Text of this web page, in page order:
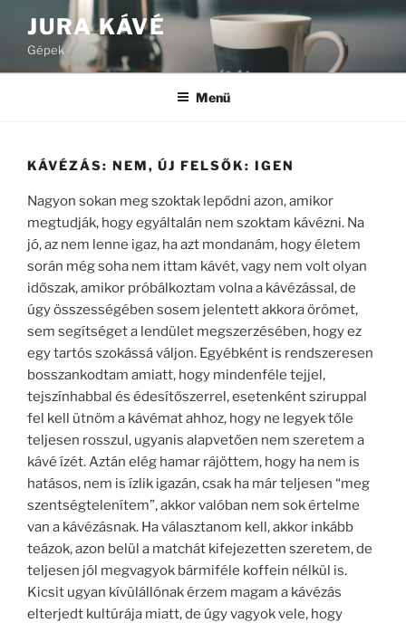
Tartalomhoz
JURA KÁVÉ
Gépek
Menü
KÁVÉZÁS: NEM, ÚJ FELSŐK: IGEN
Nagyon sokan meg szoktak lepődni azon, amikor
megtudják, hogy egyáltalán nem szoktam kávézni. Na
jó, az nem lenne igaz, ha azt mondanám, hogy életem
során még soha nem ittam kávét, vagy nem volt olyan
időszak, amikor próbálkoztam volna a kávézással, de
úgy összességében sosem jelentett akkora örömet,
sem segítséget a lendület megszerzésében, hogy ez
egy tartós szokássá váljon. Egyébként is rendszeresen
bosszankodtam amiatt, hogy mindenféle tejjel,
tejszínhabbal és édesítőszerrel, esetenként sziruppal
fel kell ütnöm a kávémat ahhoz, hogy ne legyek tőle
teljesen rosszul, ugyanis alapvetően nem szeretem a
kávé ízét. Aztán elég hamar rájöttem, hogy ha nem is
hatásos, nem is ízlik igazán, csak ha már teljesen “meg
szentségtelenítem”, akkor valóban nem sok értelme
van a kávézásnak. Ha választanom kell, akkor inkább
teázok, azon belül a matchát kifejezetten szeretem, de
teljesen jól megvagyok bármiféle koffein nélkül is.
Kicsit ugyan kívülállónak érzem magam a kávézás
elterjedt kultúrája miatt, de úgy vagyok vele, hogy